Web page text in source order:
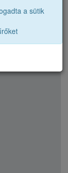
a sütik